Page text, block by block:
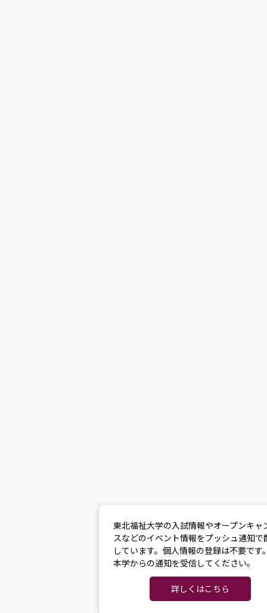
東北福祉大学の入試情報やオープンキャ
スなどのイベント情報をプッシュ通知で
しています。個人情報の登録は不要です
本学からの通知を受信してください。
詳しくはこちら